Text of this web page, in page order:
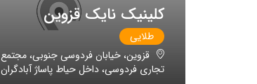
کلینیک نایک قزوین
طلایی
قزوین، خیابان فردوسی جنوبی، مجتمع
تجاری فردوسی، داخل حیاط پاساژ آبادگران